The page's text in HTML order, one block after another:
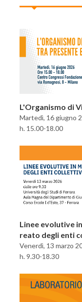
L'Organismo di
Martedì, 16 giugno
h. 15.00-18.00
Linee evolutive
reato degli enti
Venerdì, 13 marzo
h. 9.30-18.30